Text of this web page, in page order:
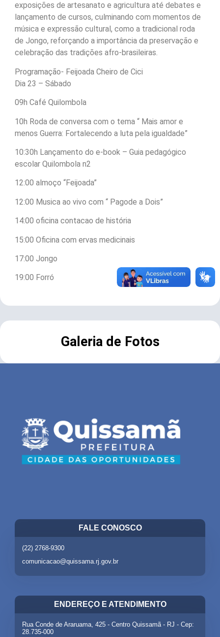
exposições de artesanato e agricultura até debates e
lançamento de cursos, culminando com momentos de
música e expressão cultural, como a tradicional roda
de Jongo, reforçando a importância da preservação e
celebração das tradições afro-brasileiras.
Programação- Feijoada Cheiro de Cici
Dia 23 – Sábado
09h Café Quilombola
10h Roda de conversa com o tema “ Mais amor e
menos Guerra: Fortalecendo a luta pela igualdade”
10:30h Lançamento do e-book – Guia pedagógico
escolar Quilombola n2
12:00 almoço “Feijoada”
12:00 Musica ao vivo com “ Pagode a Dois”
14:00 oficina contacao de história
15:00 Oficina com ervas medicinais
17:00 Jongo
19:00 Forró
Galeria de Fotos
FALE CONOSCO
(22) 2768-9300
comunicacao@quissama.rj.gov.br
ENDEREÇO E ATENDIMENTO
Rua Conde de Araruama, 425 - Centro Quissamã - RJ - Cep:
28.735-000